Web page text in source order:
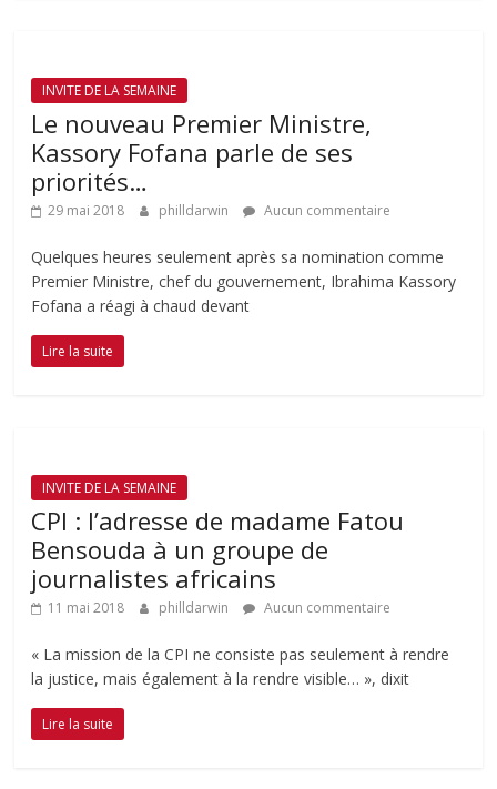
INVITE DE LA SEMAINE
Le nouveau Premier Ministre,
Kassory Fofana parle de ses
priorités…
29 mai 2018 philldarwin Aucun commentaire
Quelques heures seulement après sa nomination comme
Premier Ministre, chef du gouvernement, Ibrahima Kassory
Fofana a réagi à chaud devant
Lire la suite
INVITE DE LA SEMAINE
CPI : l’adresse de madame Fatou
Bensouda à un groupe de
journalistes africains
11 mai 2018 philldarwin Aucun commentaire
« La mission de la CPI ne consiste pas seulement à rendre
la justice, mais également à la rendre visible… », dixit
Lire la suite